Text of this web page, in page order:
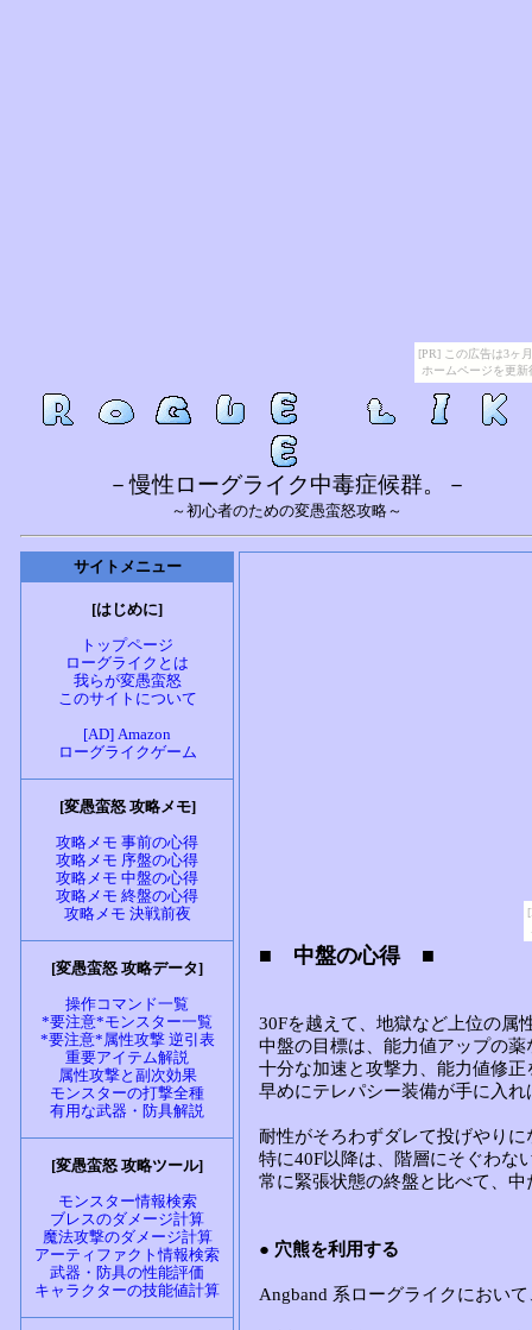
[PR] この広告は3ヶ
ホームページを更
－慢性ローグライク中毒症候群。－
～初心者のための変愚蛮怒攻略～
サイトメニュー
[はじめに]
トップページ
ローグライクとは
我らが変愚蛮怒
このサイトについて
[AD] Amazon
ローグライクゲーム
[変愚蛮怒 攻略メモ]
攻略メモ 事前の心得
攻略メモ 序盤の心得
攻略メモ 中盤の心得
攻略メモ 終盤の心得
攻略メモ 決戦前夜
[変愚蛮怒 攻略データ]
操作コマンド一覧
*要注意*モンスター一覧
*要注意*属性攻撃 逆引表
重要アイテム解説
属性攻撃と副次効果
モンスターの打撃全種
有用な武器・防具解説
[変愚蛮怒 攻略ツール]
モンスター情報検索
ブレスのダメージ計算
魔法攻撃のダメージ計算
アーティファクト情報検索
武器・防具の性能評価
キャラクターの技能値計算